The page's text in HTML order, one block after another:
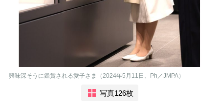
興味深そうに鑑賞される愛子さま（2024年5月11日、Ph／JMPA）
写真126枚